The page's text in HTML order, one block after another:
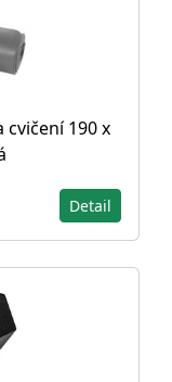
cvičení 190 x
Detail